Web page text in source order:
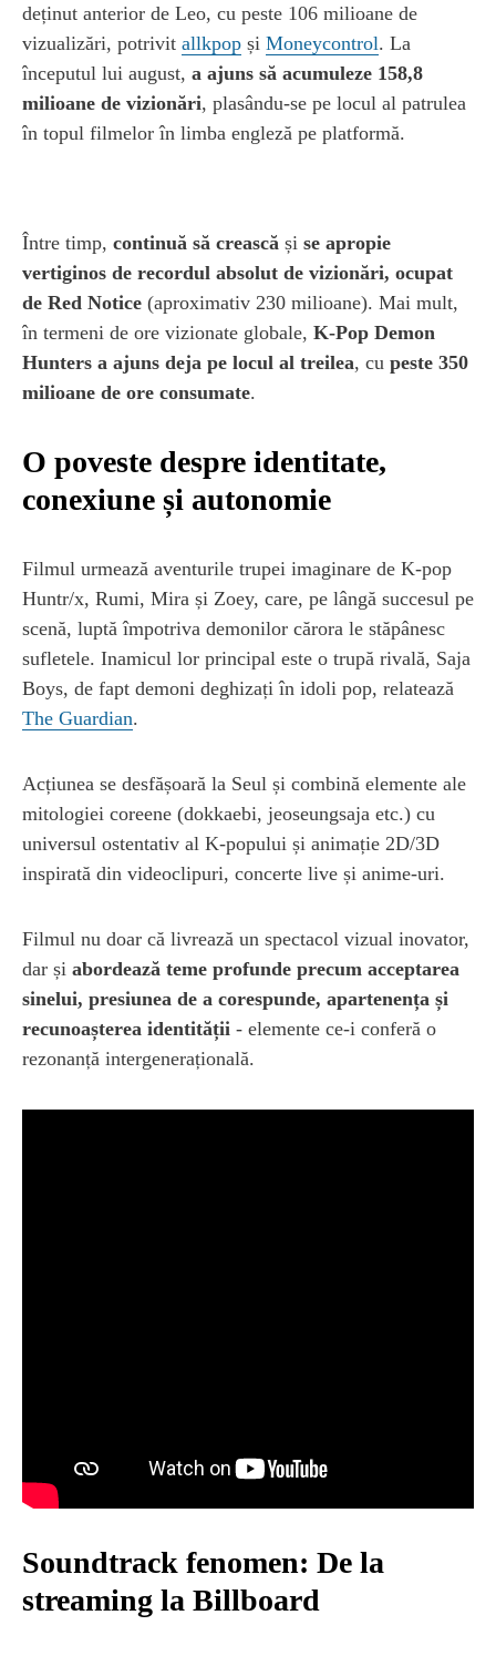
deținut anterior de Leo, cu peste 106 milioane de
vizualizări, potrivit allkpop și Moneycontrol. La
începutul lui august, a ajuns să acumuleze 158,8
milioane de vizionări, plasându-se pe locul al patrulea
în topul filmelor în limba engleză pe platformă.
Între timp, continuă să crească și se apropie
vertiginos de recordul absolut de vizionări, ocupat
de Red Notice (aproximativ 230 milioane). Mai mult,
în termeni de ore vizionate globale, K-Pop Demon
Hunters a ajuns deja pe locul al treilea, cu peste 350
milioane de ore consumate.
O poveste despre identitate,
conexiune și autonomie
Filmul urmează aventurile trupei imaginare de K-pop
Huntr/x, Rumi, Mira și Zoey, care, pe lângă succesul pe
scenă, luptă împotriva demonilor cărora le stăpânesc
sufletele. Inamicul lor principal este o trupă rivală, Saja
Boys, de fapt demoni deghizați în idoli pop, relatează
The Guardian.
Acțiunea se desfășoară la Seul și combină elemente ale
mitologiei coreene (dokkaebi, jeoseungsaja etc.) cu
universul ostentativ al K-popului și animație 2D/3D
inspirată din videoclipuri, concerte live și anime-uri.
Filmul nu doar că livrează un spectacol vizual inovator,
dar și abordează teme profunde precum acceptarea
sinelui, presiunea de a corespunde, apartenența și
recunoașterea identității - elemente ce-i conferă o
rezonanță intergenerațională.
Soundtrack fenomen: De la
streaming la Billboard